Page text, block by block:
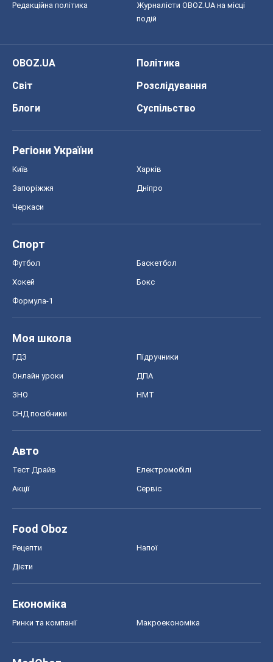
Редакційна політика
Журналісти OBOZ.UA на місці
подій
OBOZ.UA
Політика
Світ
Розслідування
Блоги
Суспільство
Регіони України
Київ Харків
Запоріжжя Дніпро
Черкаси
Спорт
Футбол Баскетбол
Хокей Бокс
Формула-1
Моя школа
ГДЗ Підручники
Онлайн уроки ДПА
ЗНО НМТ
СНД посібники
Авто
Тест Драйв Електромобілі
Акції Сервіс
Food Oboz
Рецепти Напої
Дієти
Економіка
Ринки та компанії Макроекономіка